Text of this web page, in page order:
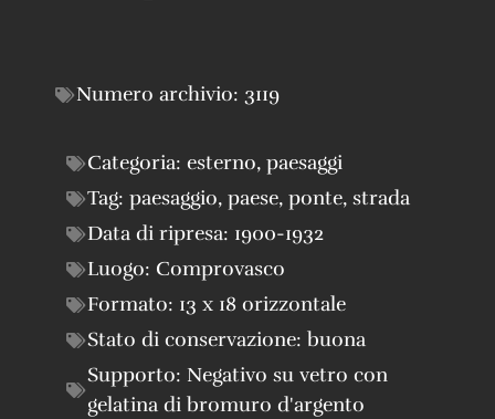
Numero archivio: 3119
Categoria: esterno, paesaggi
Tag: paesaggio, paese, ponte, strada
Data di ripresa: 1900-1932
Luogo: Comprovasco
Formato: 13 x 18 orizzontale
Stato di conservazione: buona
Supporto: Negativo su vetro con
gelatina di bromuro d'argento